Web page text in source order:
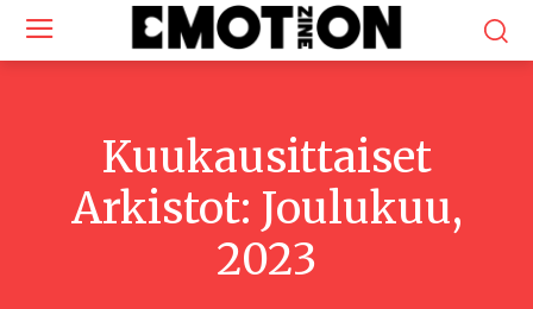
Kuukausittaiset
Arkistot: Joulukuu,
2023